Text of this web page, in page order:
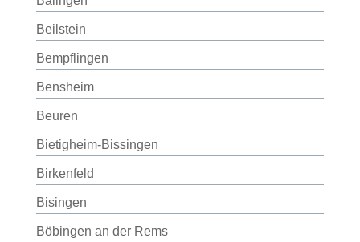
Beilstein
Bempflingen
Bensheim
Beuren
Bietigheim-Bissingen
Birkenfeld
Bisingen
Böbingen an der Rems